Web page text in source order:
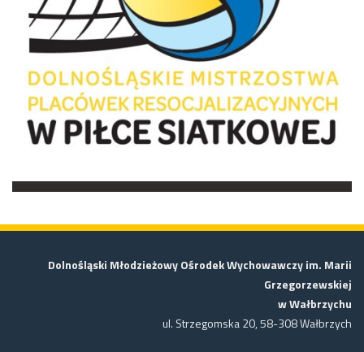
Dolnośląski Młodzieżowy Ośrodek Wychowawczy im. Marii
Grzegorzewskiej
w Wałbrzychu
ul. Strzegomska 20, 58-308 Wałbrzych